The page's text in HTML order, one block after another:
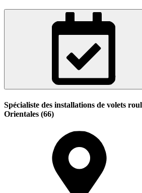
Spécialiste des installations de volets
Orientales (66)